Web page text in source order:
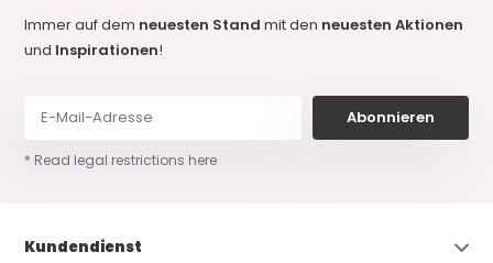
Immer auf dem neuesten Standmit den neuesten Aktionen
und Inspirationen!
Abonnieren
* Read legal restrictions here
Kundendienst